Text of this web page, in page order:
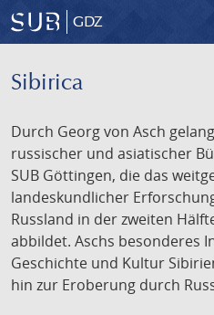
GDZ
Sibirica
Durch Georg von Asch
russischer und asiatischer
SUB Göttingen, die das
landeskundlicher
Russland in der zweiten
abbildet. Aschs besonderes
Geschichte und Kultur
hin zur Eroberung durch